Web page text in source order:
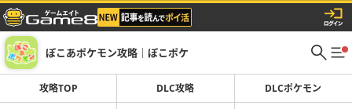
ぽこあポケモン攻略｜ぽこポケ
攻略TOP DLC攻略 DLCポケモン